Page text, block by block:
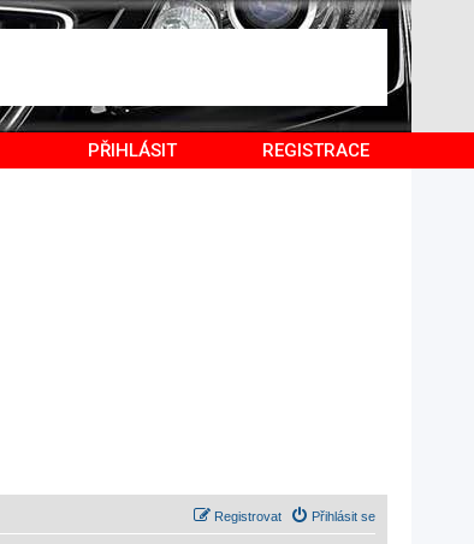
PŘIHLÁSIT REGISTRACE
Přihlásit se
Registrovat